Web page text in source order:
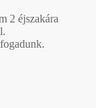
2 éjszakára